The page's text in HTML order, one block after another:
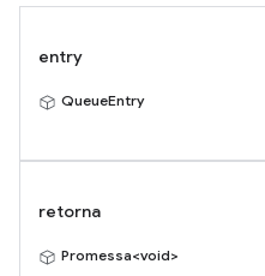
entry
QueueEntry
retorna
Promessa<void>